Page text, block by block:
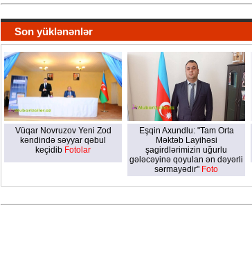
Son yüklənənlər
Vüqar Novruzov Yeni Zod
kəndində səyyar qəbul
keçidib Fotolar
Eşqin Axundlu: "Tam Orta
Məktəb Layihəsi
şagirdlərimizin uğurlu
gələcəyinə qoyulan ən dəyərli
sərmayədir" Foto